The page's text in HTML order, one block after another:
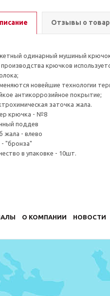
Отзывы о
одинарный мушиный крючок
крючков
новейшие технологии
антикоррозийное покрытие;
заточка жала.
крючка - №8
поддев
жала - влево
"бронза"
в упаковке - 10шт.
О КОМПАНИИ НОВОСТИ